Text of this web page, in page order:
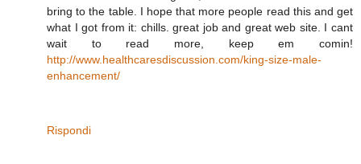
bring to the table. I hope that more people read this and get
what I got from it: chills. great job and great web site. I cant
wait to read more, keep em comin!
http://www.healthcaresdiscussion.com/king-size-male-
enhancement/
Rispondi